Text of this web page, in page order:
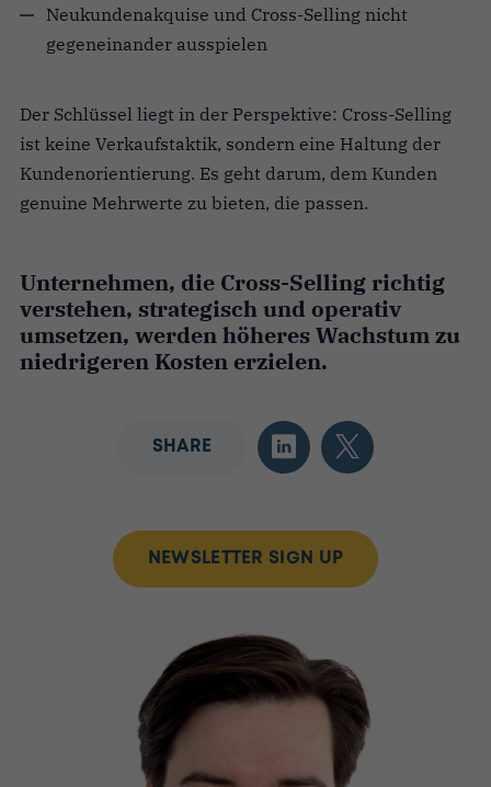
Neukundenakquise und Cross-Selling nicht
gegeneinander ausspielen
Der Schlüssel liegt in der Perspektive: Cross-Selling
ist keine Verkaufstaktik, sondern eine Haltung der
Kundenorientierung. Es geht darum, dem Kunden
genuine Mehrwerte zu bieten, die passen.
Unternehmen, die Cross-Selling richtig
verstehen, strategisch und operativ
umsetzen, werden höheres Wachstum zu
niedrigeren Kosten erzielen.
SHARE
NEWSLETTER SIGN UP